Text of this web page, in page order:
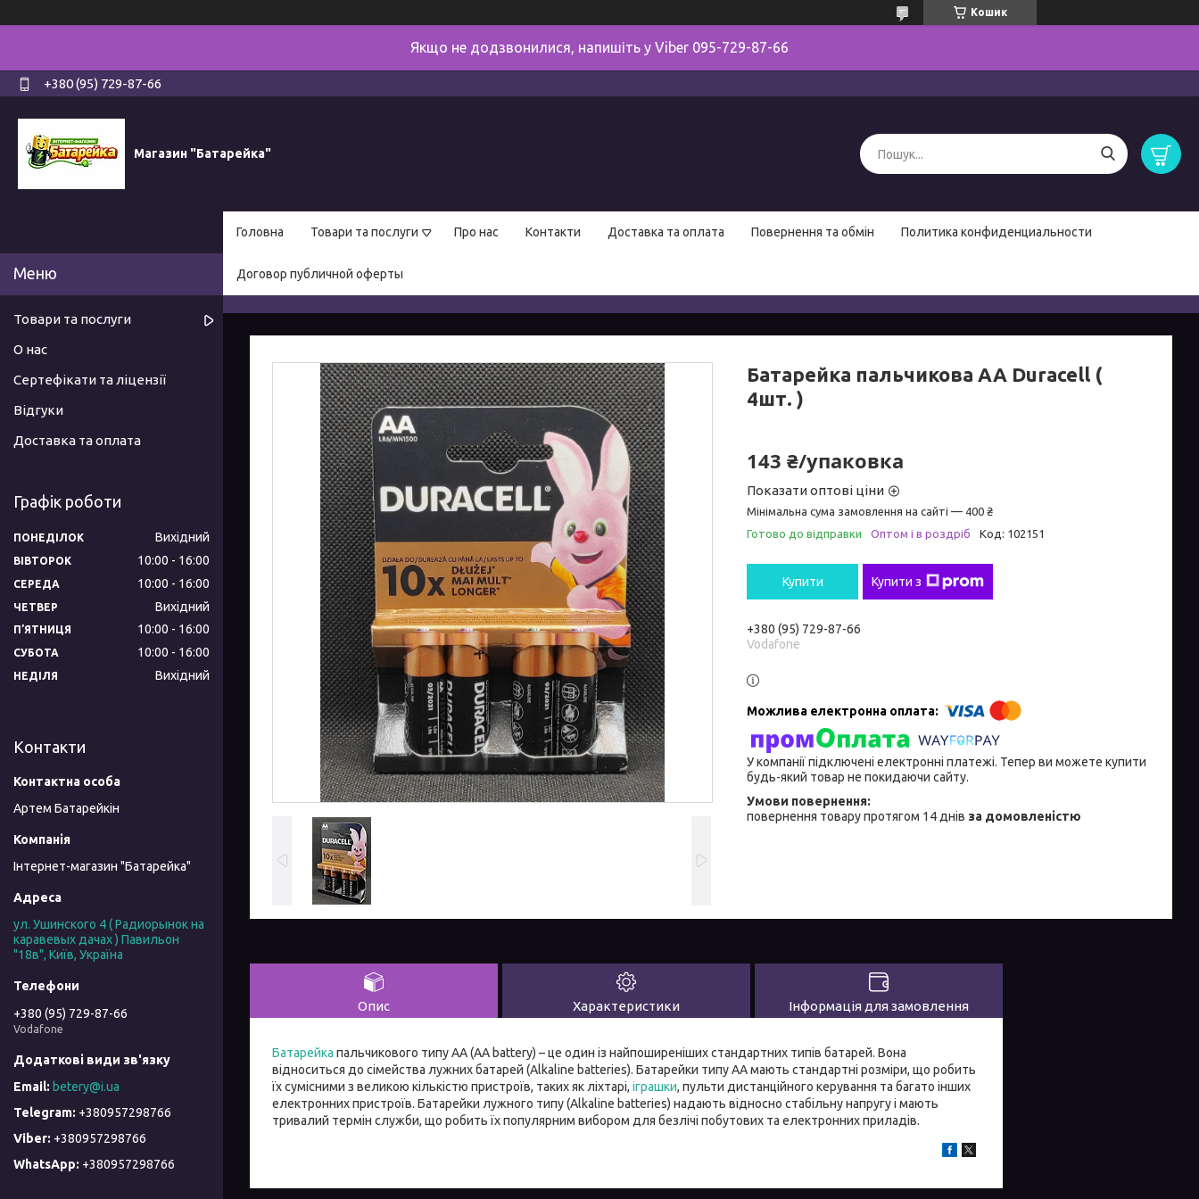
Кошик
Якщо не додзвонилися, напишіть у Viber 095-729-87-66
+380 (95) 729-87-66
Магазин "Батарейка"
Головна Товари та послуги Про нас Контакти Доставка та оплата Повернення та обмін Политика конфиденциальности
Договор публичной оферты
Батарейка пальчикова AA Duracell (
4шт. )
143 ₴/упаковка
Показати оптові ціни
Мінімальна сума замовлення на сайті — 400 ₴
Готово до відправки
Оптом і в роздріб Код: 102151
Купити Купити з
+380 (95) 729-87-66
Vodafone
У компанії підключені електронні платежі. Тепер ви можете купити
будь-який товар не покидаючи сайту.
повернення товару протягом 14 днів за домовленістю
Опис Характеристики Інформація для замовлення
Батарейка пальчикового типу AA (AA battery) – це один із найпоширеніших стандартних типів батарей. Вона
відноситься до сімейства лужних батарей (Alkaline batteries). Батарейки типу AA мають стандартні розміри, що робить
їх сумісними з великою кількістю пристроїв, таких як ліхтарі, іграшки, пульти дистанційного керування та багато інших
електронних пристроїв. Батарейки лужного типу (Alkaline batteries) надають відносно стабільну напругу і мають
тривалий термін служби, що робить їх популярним вибором для безлічі побутових та електронних приладів.
Товари та послуги
О нас
Сертефікати та ліцензії
Відгуки
Доставка та оплата
Графік роботи
ПОНЕДІЛОК Вихідний
ВІВТОРОК 10:00 16:00
СЕРЕДА 10:00 16:00
ЧЕТВЕР Вихідний
ПʼЯТНИЦЯ 10:00 16:00
СУБОТА 10:00 16:00
НЕДІЛЯ Вихідний
Контакти
Артем Батарейкін
Інтернет-магазин "Батарейка"
ул. Ушинского 4 ( Радиорынок на
каравевых дачах ) Павильон
"18в", Київ, Україна
+380 (95) 729-87-66
Vodafone
betery@i.ua
+380957298766
+380957298766
+380957298766